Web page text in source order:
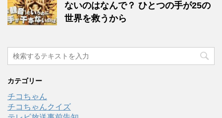
ないのはなんで？ ひとつの手が25の
世界を救うから
カテゴリー
チコちゃん
チコちゃんクイズ